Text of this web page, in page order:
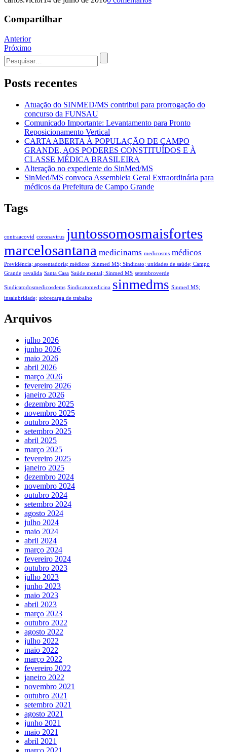
Compartilhar
Navegação
de
Post
Anterior
Próximo
Procurar
por:
Posts recentes
Atuação do SINMED/MS contribui para prorrogação do
concurso da FUNSAU
Comunicado Importante: Levantamento para Pronto
Reposicionamento Vertical
CARTA ABERTA À POPULAÇÃO DE CAMPO
GRANDE, AOS PODERES CONSTITUÍDOS E À
CLASSE MÉDICA BRASILEIRA
Alteração no expediente do SinMed/MS
SinMed/MS convoca Assembleia Geral Extraordinária para
médicos da Prefeitura de Campo Grande
Tags
contraacovid coronavirus juntossomosmaisfortes
marcelosantana medicinams medicosms médicos
Previdência; aposentadoria; médicos; Sinmed MS; Sindicato; unidades de saúde; Campo
Grande revalida Santa Casa Saúde mental; Sinmed MS setembroverde
Sindicatodosmedicosdems Sindicatomedicina sinmedms Sinmed MS;
insalubridade; sobrecarga de trabalho
Arquivos
julho 2026
junho 2026
maio 2026
abril 2026
março 2026
fevereiro 2026
janeiro 2026
dezembro 2025
novembro 2025
outubro 2025
setembro 2025
abril 2025
março 2025
fevereiro 2025
janeiro 2025
dezembro 2024
novembro 2024
outubro 2024
setembro 2024
agosto 2024
julho 2024
maio 2024
abril 2024
março 2024
fevereiro 2024
outubro 2023
julho 2023
junho 2023
maio 2023
abril 2023
março 2023
outubro 2022
agosto 2022
julho 2022
maio 2022
março 2022
fevereiro 2022
janeiro 2022
novembro 2021
outubro 2021
setembro 2021
agosto 2021
junho 2021
maio 2021
abril 2021
março 2021